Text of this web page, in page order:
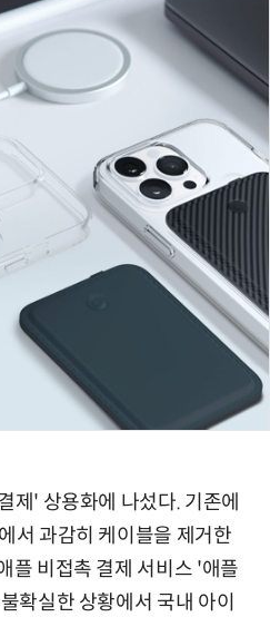
제' 상용화에 나섰다. 기존에
서 과감히 케이블을 제거한
플 비접촉 결제 서비스 '애플
확실한 상황에서 국내 아이